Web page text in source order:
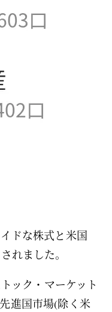
ドな株式と米国
れました。
ック・マーケット
進国市場(除く米